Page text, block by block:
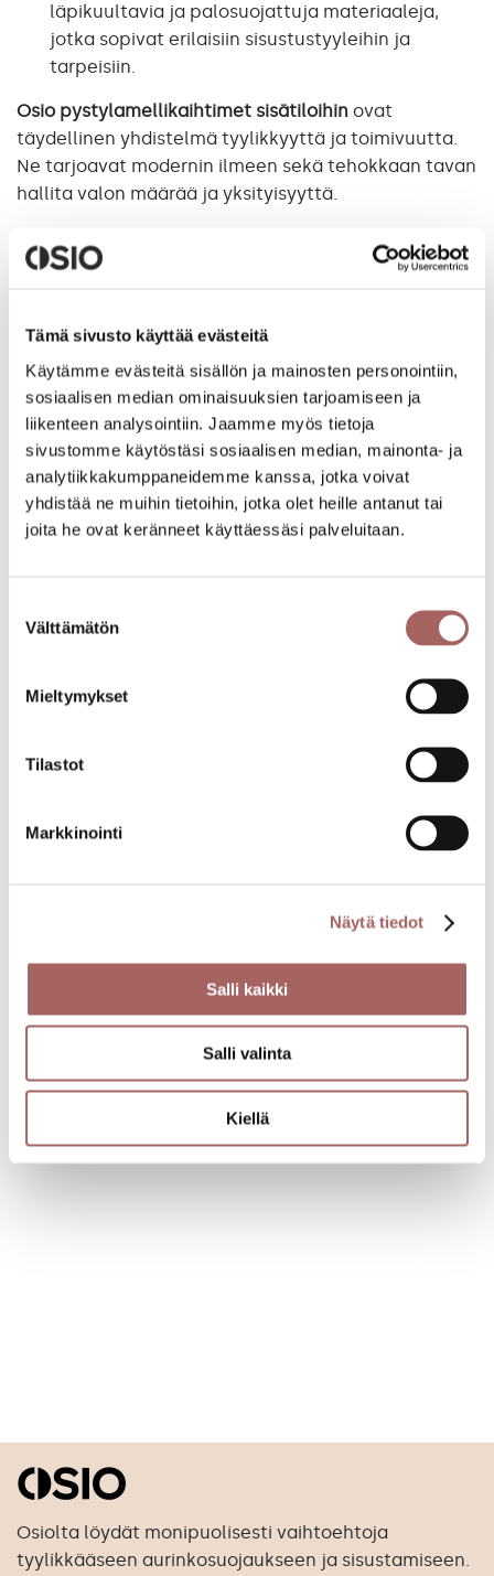
Tämä sivusto käyttää evästeitä
Käytämme evästeitä sisällön ja mainosten personointiin,
sosiaalisen median ominaisuuksien tarjoamiseen ja
liikenteen analysointiin. Jaamme myös tietoja
sivustomme käytöstäsi sosiaalisen median, mainonta- ja
analytiikkakumppaneidemme kanssa, jotka voivat
yhdistää ne muihin tietoihin, jotka olet heille antanut tai
joita he ovat keränneet käyttäessäsi palveluitaan.
valinta
Välttämätön
Mieltymykset
Tilastot
Markkinointi
Näytä tiedot
Salli kaikki
Salli valinta
Kiellä
läpikuultavia ja palosuojattuja materiaaleja,
jotka sopivat erilaisiin sisustustyyleihin ja
tarpeisiin.
Osio pystylamellikaihtimet sisätiloihin ovat
täydellinen yhdistelmä tyylikkyyttä ja toimivuutta.
Ne tarjoavat modernin ilmeen sekä tehokkaan tavan
hallita valon määrää ja yksityisyyttä.
AIHEPIIRIT: PYSTYLAMELLI
EDELLINEN
Parvekekaihtimen mittaus, asennus ja
Älykäs kodinohjausjärjestelmä
Kaihtimen moottorit
Osiolta löydät monipuolisesti vaihtoehtoja
tyylikkääseen aurinkosuojaukseen ja sisustamiseen.